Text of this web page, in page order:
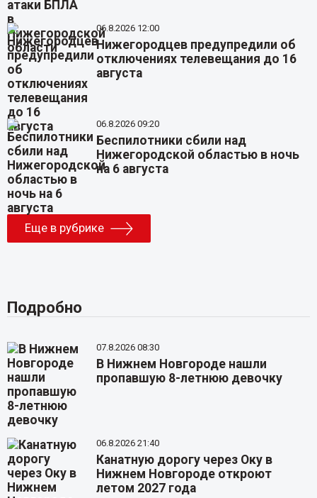
06.8.2026 12:00
Нижегородцев предупредили об
отключениях телевещания до 16
августа
06.8.2026 09:20
Беспилотники сбили над
Нижегородской областью в ночь
на 6 августа
Еще в рубрике
Подробно
07.8.2026 08:30
В Нижнем Новгороде нашли
пропавшую 8-летнюю девочку
06.8.2026 21:40
Канатную дорогу через Оку в
Нижнем Новгороде откроют
летом 2027 года